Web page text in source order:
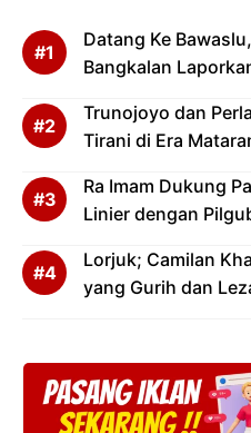
Datang Ke
Bangkalan
Trunojoyo dan
Tirani di Era
Ra Imam Dukung
Linier dengan
Lorjuk; Camilan
yang Gurih dan